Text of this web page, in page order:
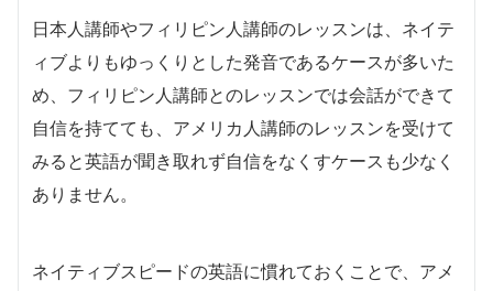
日本人講師やフィリピン人講師のレッスンは、ネイテ
ィブよりもゆっくりとした発音であるケースが多いた
め、フィリピン人講師とのレッスンでは会話ができて
自信を持てても、アメリカ人講師のレッスンを受けて
みると英語が聞き取れず自信をなくすケースも少なく
ありません。
ネイティブスピードの英語に慣れておくことで、アメ